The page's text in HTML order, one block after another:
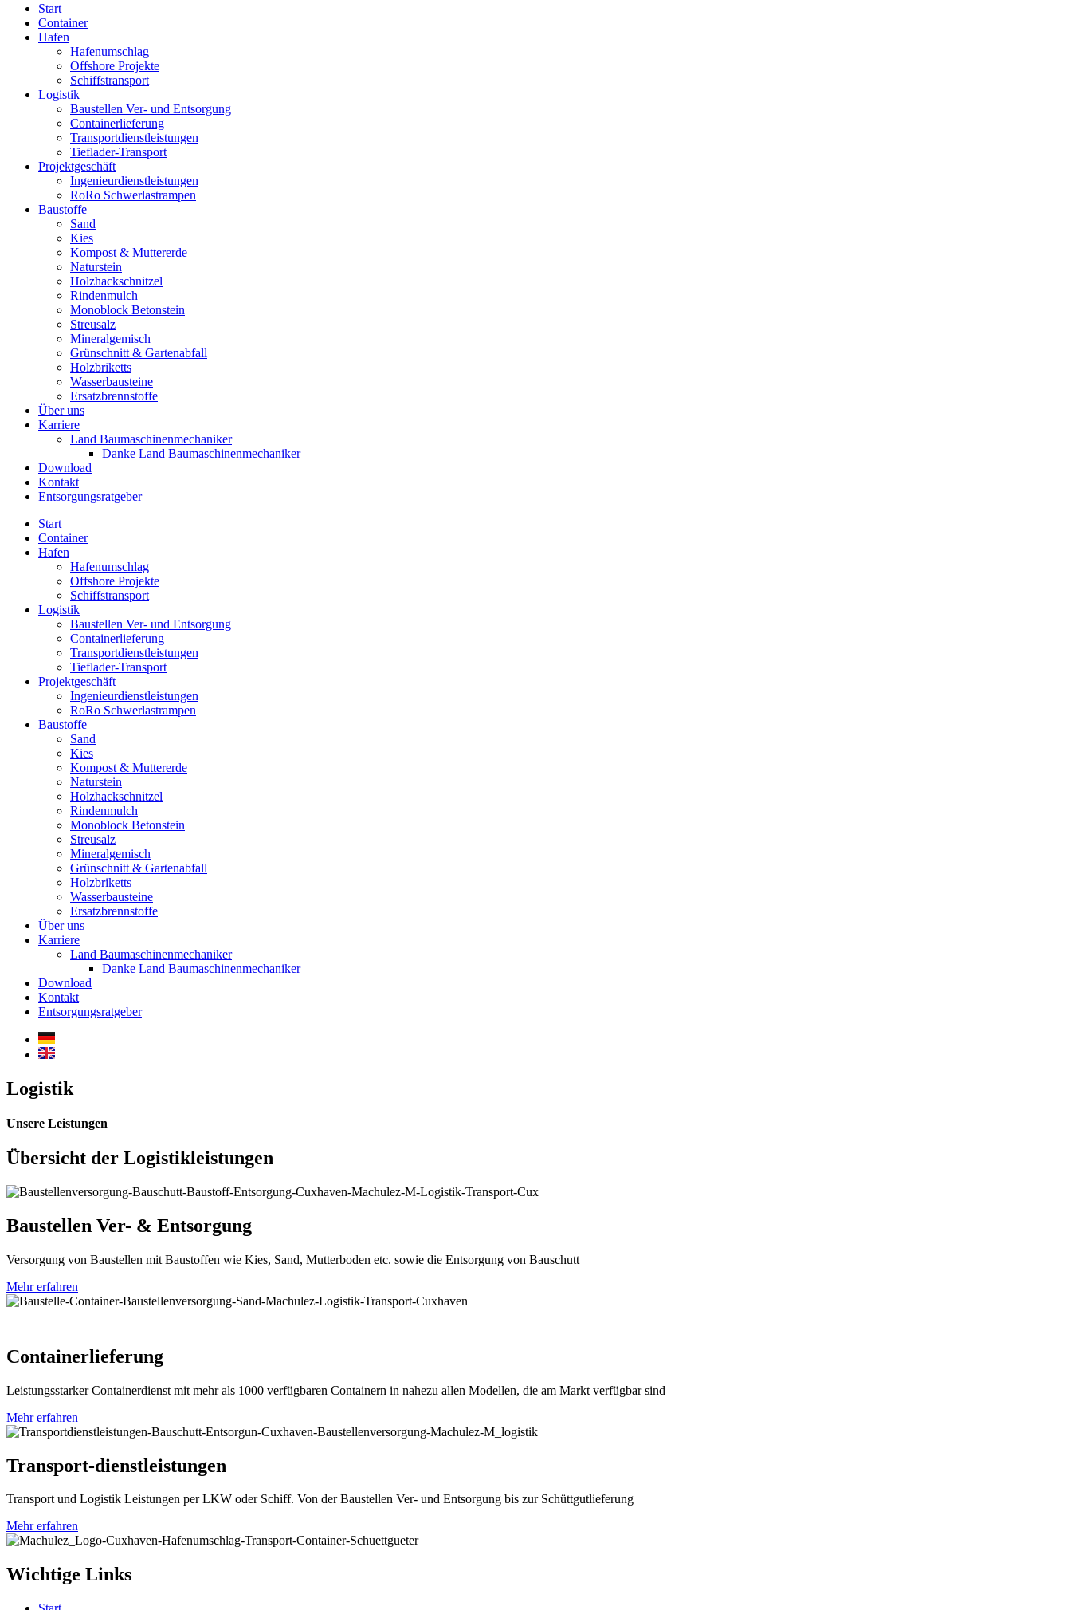
Start
Container
Hafen
Hafenumschlag
Offshore Projekte
Schiffstransport
Logistik
Baustellen Ver- und Entsorgung
Containerlieferung
Transportdienstleistungen
Tieflader-Transport
Projektgeschäft
Ingenieurdienstleistungen
RoRo Schwerlastrampen
Baustoffe
Sand
Kies
Kompost & Muttererde
Naturstein
Holzhackschnitzel
Rindenmulch
Monoblock Betonstein
Streusalz
Mineralgemisch
Grünschnitt & Gartenabfall
Holzbriketts
Wasserbausteine
Ersatzbrennstoffe
Über uns
Karriere
Land Baumaschinenmechaniker
Danke Land Baumaschinenmechaniker
Download
Kontakt
Entsorgungsratgeber
Start
Container
Hafen
Hafenumschlag
Offshore Projekte
Schiffstransport
Logistik
Baustellen Ver- und Entsorgung
Containerlieferung
Transportdienstleistungen
Tieflader-Transport
Projektgeschäft
Ingenieurdienstleistungen
RoRo Schwerlastrampen
Baustoffe
Sand
Kies
Kompost & Muttererde
Naturstein
Holzhackschnitzel
Rindenmulch
Monoblock Betonstein
Streusalz
Mineralgemisch
Grünschnitt & Gartenabfall
Holzbriketts
Wasserbausteine
Ersatzbrennstoffe
Über uns
Karriere
Land Baumaschinenmechaniker
Danke Land Baumaschinenmechaniker
Download
Kontakt
Entsorgungsratgeber
Logistik
Unsere Leistungen
Übersicht der Logistikleistungen
Baustellen Ver- & Entsorgung
Versorgung von Baustellen mit Baustoffen wie Kies, Sand, Mutterboden etc. sowie die Entsorgung von Bauschutt
Mehr erfahren
Containerlieferung
Leistungsstarker Containerdienst mit mehr als 1000 verfügbaren Containern in nahezu allen Modellen, die am Markt verfügbar sind
Mehr erfahren
Transport-dienstleistungen
Transport und Logistik Leistungen per LKW oder Schiff. Von der Baustellen Ver- und Entsorgung bis zur Schüttgutlieferung
Mehr erfahren
Wichtige Links